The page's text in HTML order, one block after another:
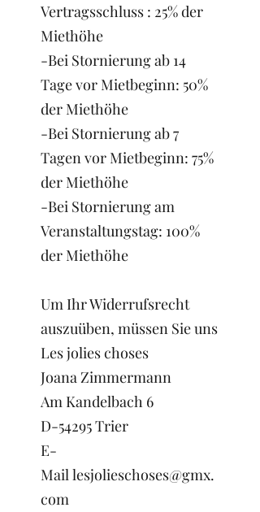
Vertragsschluss : 25% der
Miethöhe
-Bei Stornierung ab 14
Tage vor Mietbeginn: 50%
der Miethöhe
-Bei Stornierung ab 7
Tagen vor Mietbeginn: 75%
der Miethöhe
-Bei Stornierung am
Veranstaltungstag: 100%
der Miethöhe
Um Ihr Widerrufsrecht
auszuüben, müssen Sie uns
Les jolies choses
Joana Zimmermann
Am Kandelbach 6
D-54295 Trier
E-
Mail lesjolieschoses@gmx.
com